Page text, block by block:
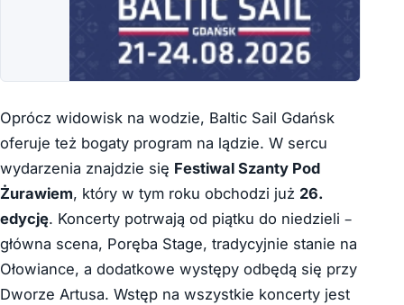
Oprócz widowisk na wodzie, Baltic Sail Gdańsk
oferuje też bogaty program na lądzie. W sercu
wydarzenia znajdzie się Festiwal Szanty Pod
Żurawiem, który w tym roku obchodzi już 26.
edycję. Koncerty potrwają od piątku do niedzieli –
główna scena, Poręba Stage, tradycyjnie stanie na
Ołowiance, a dodatkowe występy odbędą się przy
Dworze Artusa. Wstęp na wszystkie koncerty jest